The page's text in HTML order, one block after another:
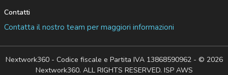
Contatti
Contatta il nostro team per maggiori informazioni
Nextwork360 - Codice fiscale e Partita IVA 13868590962 - © 2026
Nextwork360. ALL RIGHTS RESERVED. ISP AWS